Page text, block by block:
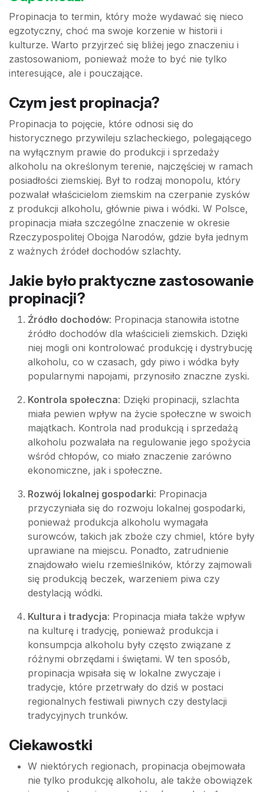
Propinacja to termin, który może wydawać się nieco
egzotyczny, choć ma swoje korzenie w historii i
kulturze. Warto przyjrzeć się bliżej jego znaczeniu i
zastosowaniom, ponieważ może to być nie tylko
interesujące, ale i pouczające.
Czym jest propinacja?
Propinacja to pojęcie, które odnosi się do
historycznego przywileju szlacheckiego, polegającego
na wyłącznym prawie do produkcji i sprzedaży
alkoholu na określonym terenie, najczęściej w ramach
posiadłości ziemskiej. Był to rodzaj monopolu, który
pozwalał właścicielom ziemskim na czerpanie zysków
z produkcji alkoholu, głównie piwa i wódki. W Polsce,
propinacja miała szczególne znaczenie w okresie
Rzeczypospolitej Obojga Narodów, gdzie była jednym
z ważnych źródeł dochodów szlachty.
Jakie było praktyczne zastosowanie
propinacji?
Źródło dochodów: Propinacja stanowiła istotne
źródło dochodów dla właścicieli ziemskich. Dzięki
niej mogli oni kontrolować produkcję i dystrybucję
alkoholu, co w czasach, gdy piwo i wódka były
popularnymi napojami, przynosiło znaczne zyski.
Kontrola społeczna: Dzięki propinacji, szlachta
miała pewien wpływ na życie społeczne w swoich
majątkach. Kontrola nad produkcją i sprzedażą
alkoholu pozwalała na regulowanie jego spożycia
wśród chłopów, co miało znaczenie zarówno
ekonomiczne, jak i społeczne.
Rozwój lokalnej gospodarki: Propinacja
przyczyniała się do rozwoju lokalnej gospodarki,
ponieważ produkcja alkoholu wymagała
surowców, takich jak zboże czy chmiel, które były
uprawiane na miejscu. Ponadto, zatrudnienie
znajdowało wielu rzemieślników, którzy zajmowali
się produkcją beczek, warzeniem piwa czy
destylacją wódki.
Kultura i tradycja: Propinacja miała także wpływ
na kulturę i tradycję, ponieważ produkcja i
konsumpcja alkoholu były często związane z
różnymi obrzędami i świętami. W ten sposób,
propinacja wpisała się w lokalne zwyczaje i
tradycje, które przetrwały do dziś w postaci
regionalnych festiwali piwnych czy destylacji
tradycyjnych trunków.
Ciekawostki
W niektórych regionach, propinacja obejmowała
nie tylko produkcję alkoholu, ale także obowiązek